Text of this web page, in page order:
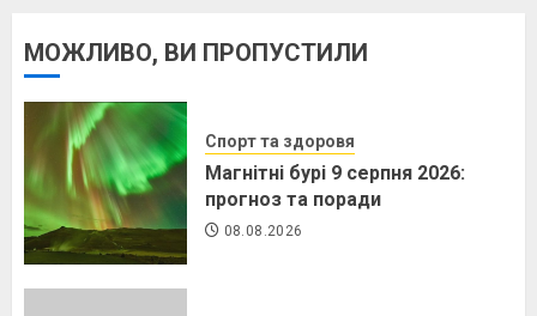
МОЖЛИВО, ВИ ПРОПУСТИЛИ
Спорт та здоровя
Магнітні бурі 9 серпня 2026:
прогноз та поради
08.08.2026